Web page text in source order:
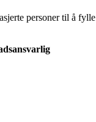
personer til å fylle